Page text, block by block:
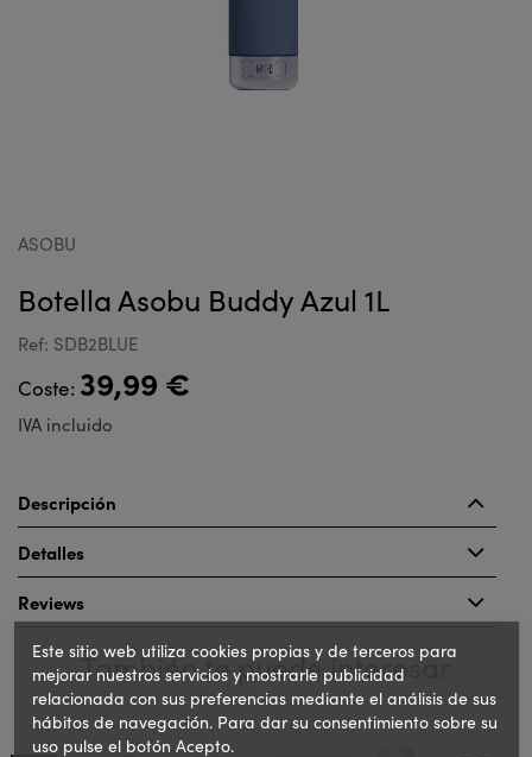
ASOBU
Botella Asobu Buddy Azul 1L
Ref: SDB2BLUE
Coste: 39,99 €
IVA incluido
Descripción
Detalles
Reviews
También te puede interesar
Este sitio web utiliza cookies propias y de terceros para
mejorar nuestros servicios y mostrarle publicidad
relacionada con sus preferencias mediante el análisis de sus
hábitos de navegación. Para dar su consentimiento sobre su
uso pulse el botón Acepto.